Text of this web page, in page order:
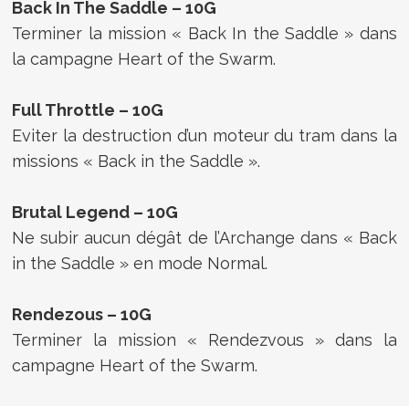
Back In The Saddle – 10G
Terminer la mission « Back In the Saddle » dans
la campagne Heart of the Swarm.
Full Throttle – 10G
Eviter la destruction d’un moteur du tram dans la
missions « Back in the Saddle ».
Brutal Legend – 10G
Ne subir aucun dégât de l’Archange dans « Back
in the Saddle » en mode Normal.
Rendezous – 10G
Terminer la mission « Rendezvous » dans la
campagne Heart of the Swarm.